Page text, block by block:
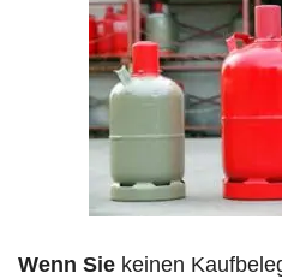
Wenn Sie keinen